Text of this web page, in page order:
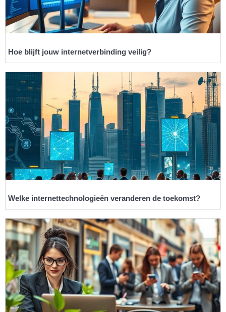
Hoe blijft jouw internetverbinding veilig?
Welke internettechnologieën veranderen de toekomst?